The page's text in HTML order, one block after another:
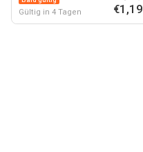
Gültig in 4 Tagen €1,19